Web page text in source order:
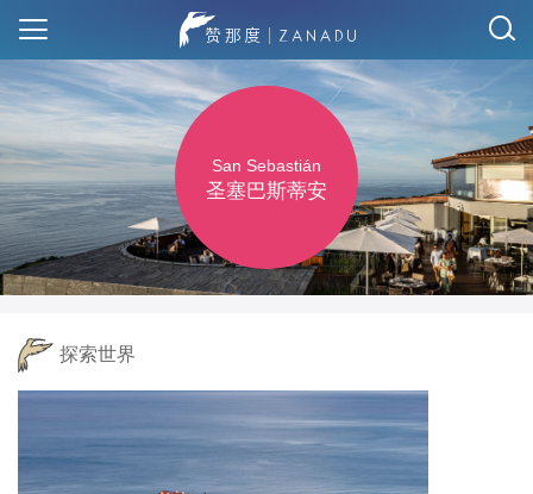
San Sebastián
圣塞巴斯蒂安
探索世界